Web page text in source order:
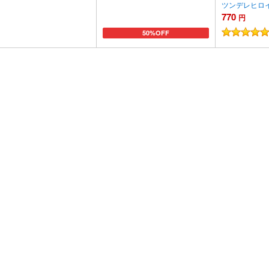
50%OFF
カートに追加
ツンデレヒロ
770 円